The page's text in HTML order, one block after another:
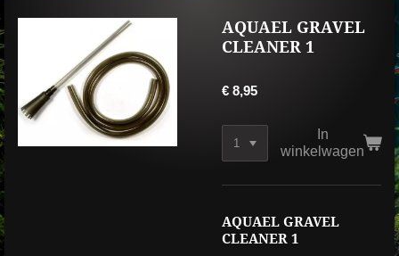
AQUAEL GRAVEL
CLEANER 1
€ 8,95
In
winkelwagen
AQUAEL GRAVEL
CLEANER 1